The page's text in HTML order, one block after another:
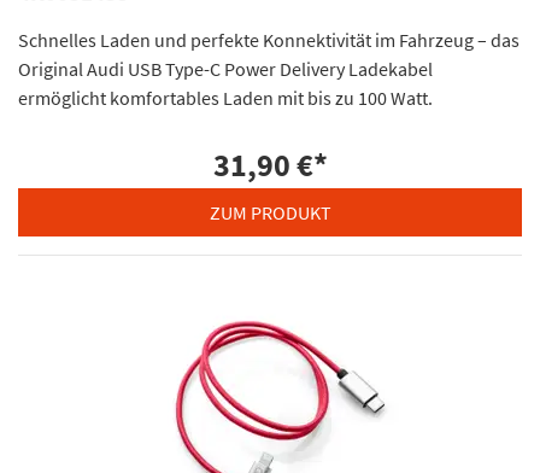
Schnelles Laden und perfekte Konnektivität im Fahrzeug – das
Original Audi USB Type-C Power Delivery Ladekabel
ermöglicht komfortables Laden mit bis zu 100 Watt.
31,90 €*
ZUM PRODUKT